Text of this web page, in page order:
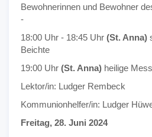
Bewohnerinnen und Bewohner
-
18:00 Uhr - 18:45 Uhr (St. Anna)
Beichte
19:00 Uhr (St. Anna) heilige
Lektor/in: Ludger Rembeck
Kommunionhelfer/in: Ludger
Freitag, 28. Juni 2024